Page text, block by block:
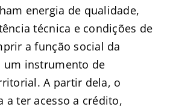
energia de qualidade,
técnica e condições de
a função social da
um instrumento de
A partir dela, o
a ter acesso a crédito,